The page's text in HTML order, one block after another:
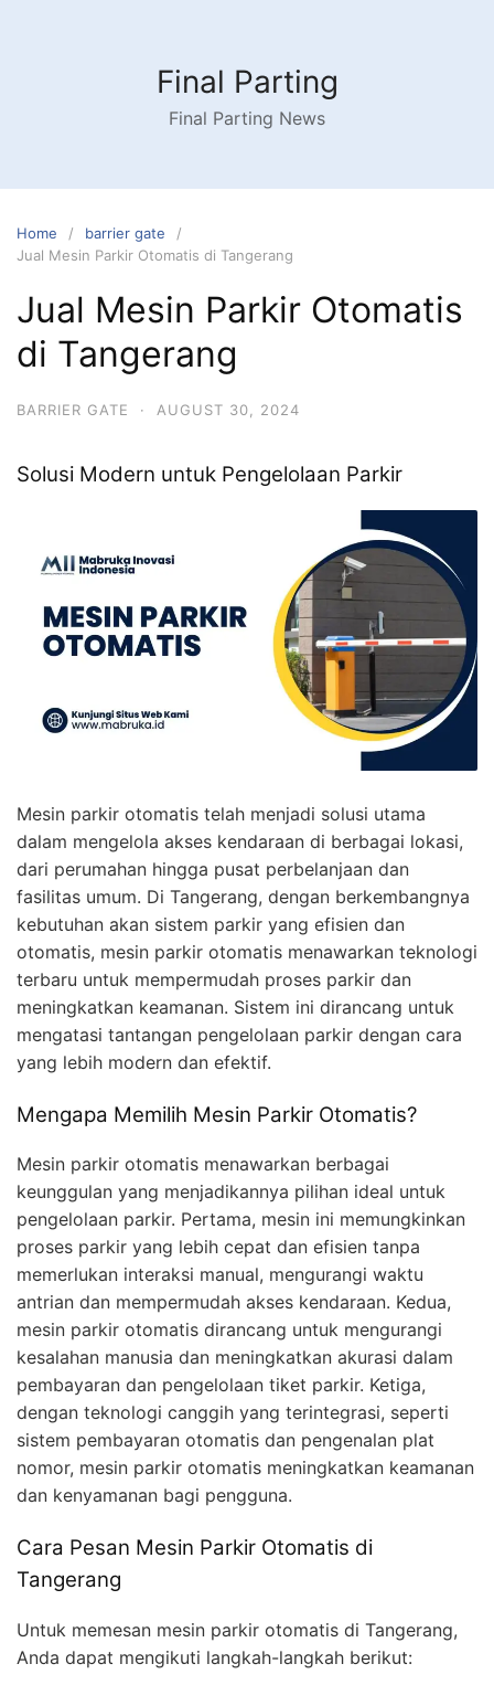
Final Parting
Final Parting News
Home
barrier gate
Jual Mesin Parkir Otomatis di Tangerang
Jual Mesin Parkir Otomatis
di Tangerang
BARRIER GATE · AUGUST 30, 2024
Solusi Modern untuk Pengelolaan Parkir
Mesin parkir otomatis telah menjadi solusi utama
dalam mengelola akses kendaraan di berbagai lokasi,
dari perumahan hingga pusat perbelanjaan dan
fasilitas umum. Di Tangerang, dengan berkembangnya
kebutuhan akan sistem parkir yang efisien dan
otomatis, mesin parkir otomatis menawarkan teknologi
terbaru untuk mempermudah proses parkir dan
meningkatkan keamanan. Sistem ini dirancang untuk
mengatasi tantangan pengelolaan parkir dengan cara
yang lebih modern dan efektif.
Mengapa Memilih Mesin Parkir Otomatis?
Mesin parkir otomatis menawarkan berbagai
keunggulan yang menjadikannya pilihan ideal untuk
pengelolaan parkir. Pertama, mesin ini memungkinkan
proses parkir yang lebih cepat dan efisien tanpa
memerlukan interaksi manual, mengurangi waktu
antrian dan mempermudah akses kendaraan. Kedua,
mesin parkir otomatis dirancang untuk mengurangi
kesalahan manusia dan meningkatkan akurasi dalam
pembayaran dan pengelolaan tiket parkir. Ketiga,
dengan teknologi canggih yang terintegrasi, seperti
sistem pembayaran otomatis dan pengenalan plat
nomor, mesin parkir otomatis meningkatkan keamanan
dan kenyamanan bagi pengguna.
Cara Pesan Mesin Parkir Otomatis di
Tangerang
Untuk memesan mesin parkir otomatis di Tangerang,
Anda dapat mengikuti langkah-langkah berikut: